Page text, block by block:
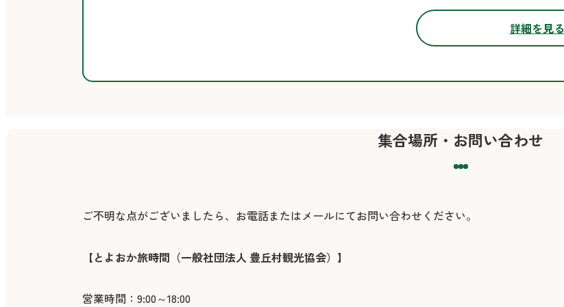
詳細を見る
集合場所・お問い合わせ
ご不明な点がございましたら、お電話またはメールにてお問い合わせください。
【とよおか旅時間（一般社団法人 豊丘村観光協会）】
営業時間：9:00～18:00